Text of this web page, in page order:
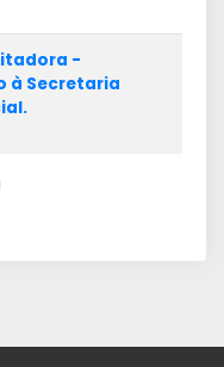
-
à Secretaria